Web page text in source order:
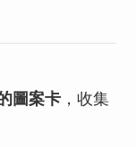
圖案卡 ，收集